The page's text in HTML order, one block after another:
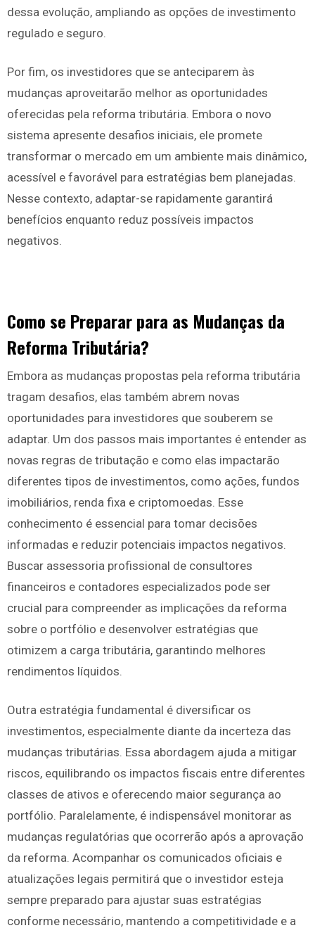
dessa evolução, ampliando as opções de investimento
regulado e seguro.
Por fim, os investidores que se anteciparem às
mudanças aproveitarão melhor as oportunidades
oferecidas pela reforma tributária. Embora o novo
sistema apresente desafios iniciais, ele promete
transformar o mercado em um ambiente mais dinâmico,
acessível e favorável para estratégias bem planejadas.
Nesse contexto, adaptar-se rapidamente garantirá
benefícios enquanto reduz possíveis impactos
negativos.
Como se Preparar para as Mudanças da
Reforma Tributária?
Embora as mudanças propostas pela reforma tributária
tragam desafios, elas também abrem novas
oportunidades para investidores que souberem se
adaptar. Um dos passos mais importantes é entender as
novas regras de tributação e como elas impactarão
diferentes tipos de investimentos, como ações, fundos
imobiliários, renda fixa e criptomoedas. Esse
conhecimento é essencial para tomar decisões
informadas e reduzir potenciais impactos negativos.
Buscar assessoria profissional de consultores
financeiros e contadores especializados pode ser
crucial para compreender as implicações da reforma
sobre o portfólio e desenvolver estratégias que
otimizem a carga tributária, garantindo melhores
rendimentos líquidos.
Outra estratégia fundamental é diversificar os
investimentos, especialmente diante da incerteza das
mudanças tributárias. Essa abordagem ajuda a mitigar
riscos, equilibrando os impactos fiscais entre diferentes
classes de ativos e oferecendo maior segurança ao
portfólio. Paralelamente, é indispensável monitorar as
mudanças regulatórias que ocorrerão após a aprovação
da reforma. Acompanhar os comunicados oficiais e
atualizações legais permitirá que o investidor esteja
sempre preparado para ajustar suas estratégias
conforme necessário, mantendo a competitividade e a